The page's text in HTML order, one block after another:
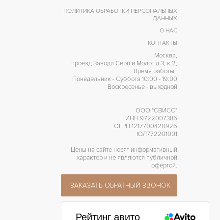
ПОЛИТИКА ОБРАБОТКИ ПЕРСОНАЛЬНЫХ
ДАННЫХ
О НАС
КОНТАКТЫ
Москва,
проезд Завода Серп и Молот д 3, к 2,
Время работы:
Понедельник - Суббота 10:00 - 19:00
Воскресенье - выходной
ООО "СВИСС"
ИНН 9722007386
ОГРН 1217700420926
ЮЛ772201001
Цены на сайте носят информативный
характер и не являются публичной
офертой.
ЗАКАЗАТЬ ОБРАТНЫЙ ЗВОНОК
Рейтинг авито